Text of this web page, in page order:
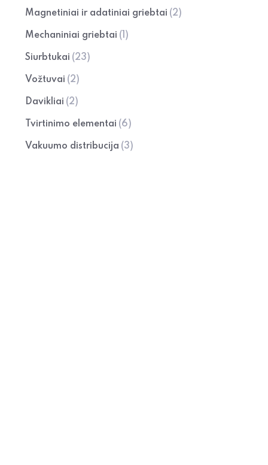
Magnetiniai ir adatiniai griebtai (2)
Mechaniniai griebtai (1)
Siurbtukai (23)
Vožtuvai (2)
Davikliai (2)
Tvirtinimo elementai (6)
Vakuumo distribucija (3)